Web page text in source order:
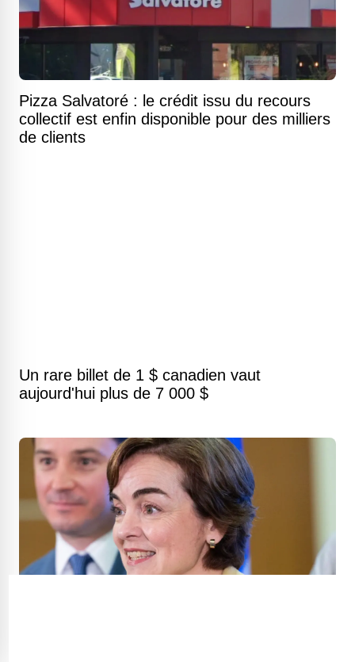
Pizza Salvatoré : le crédit issu du recours
collectif est enfin disponible pour des milliers
de clients
Un rare billet de 1 $ canadien vaut
aujourd'hui plus de 7 000 $